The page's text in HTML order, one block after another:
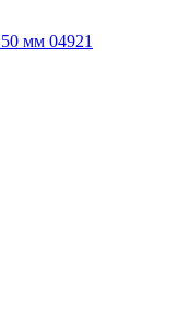
мм 04921